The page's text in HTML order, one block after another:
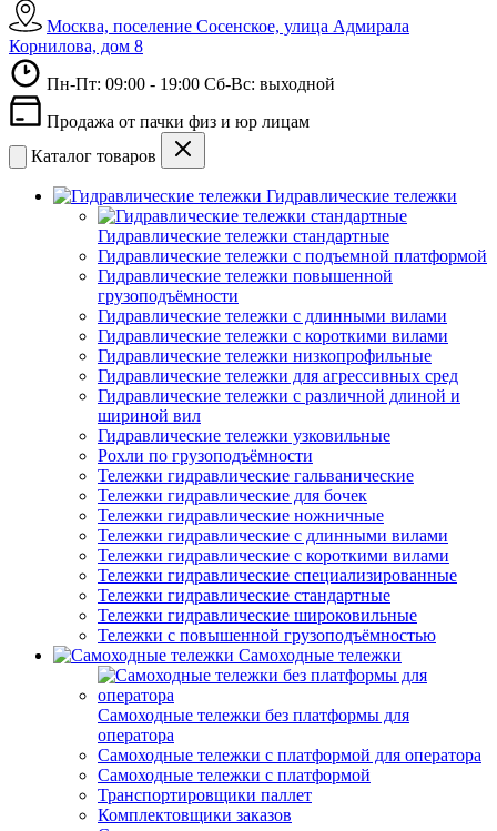
Москва, поселение Сосенское, улица Адмирала
Корнилова, дом 8
Пн-Пт: 09:00 - 19:00 Сб-Вс: выходной
Продажа от пачки физ и юр лицам
Каталог товаров
Гидравлические тележки
Гидравлические тележки стандартные
Гидравлические тележки с подъемной платформой
Гидравлические тележки повышенной
грузоподъёмности
Гидравлические тележки с длинными вилами
Гидравлические тележки с короткими вилами
Гидравлические тележки низкопрофильные
Гидравлические тележки для агрессивных сред
Гидравлические тележки с различной длиной и
шириной вил
Гидравлические тележки узковильные
Рохли по грузоподъёмности
Тележки гидравлические гальванические
Тележки гидравлические для бочек
Тележки гидравлические ножничные
Тележки гидравлические с длинными вилами
Тележки гидравлические с короткими вилами
Тележки гидравлические специализированные
Тележки гидравлические стандартные
Тележки гидравлические широковильные
Тележки с повышенной грузоподъёмностью
Самоходные тележки
Самоходные тележки без платформы для
оператора
Самоходные тележки с платформой для оператора
Самоходные тележки с платформой
Транспортировщики паллет
Комплектовщики заказов